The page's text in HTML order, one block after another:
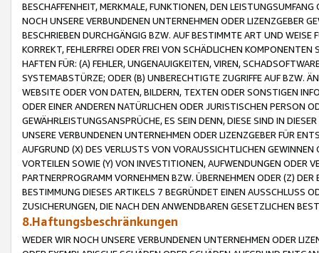
BESCHAFFENHEIT, MERKMALE, FUNKTIONEN, DEN
NOCH UNSERE VERBUNDENEN UNTERNEHMEN ODER LIZENZGEBER
BESCHRIEBEN DURCHGÄNGIG BZW. AUF BESTIMMTE ART UND
KORREKT, FEHLERFREI ODER FREI VON SCHÄDLICHEN
HAFTEN FÜR: (A) FEHLER, UNGENAUIGKEITEN, VIREN,
SYSTEMABSTÜRZE; ODER (B) UNBERECHTIGTE ZUGRIFFE AUF BZW.
WEBSITE ODER VON DATEN, BILDERN, TEXTEN ODER SONSTIGEN
ODER EINER ANDEREN NATÜRLICHEN ODER JURISTISCHEN PERSON
GEWÄHRLEISTUNGSANSPRÜCHE, ES SEIN DENN, DIESE SIND IN
UNSERE VERBUNDENEN UNTERNEHMEN ODER LIZENZGEBER FÜR
AUFGRUND (X) DES VERLUSTS VON VORAUSSICHTLICHEN
VORTEILEN SOWIE (Y) VON INVESTITIONEN, AUFWENDUNGEN ODER
PARTNERPROGRAMM VORNEHMEN BZW. ÜBERNEHMEN ODER (Z)
BESTIMMUNG DIESES ARTIKELS 7 BEGRÜNDET EINEN AUSSCHLUSS
ZUSICHERUNGEN, DIE NACH DEN ANWENDBAREN GESETZLICHEN
8.Haftungsbeschränkungen
WEDER WIR NOCH UNSERE VERBUNDENEN UNTERNEHMEN ODER